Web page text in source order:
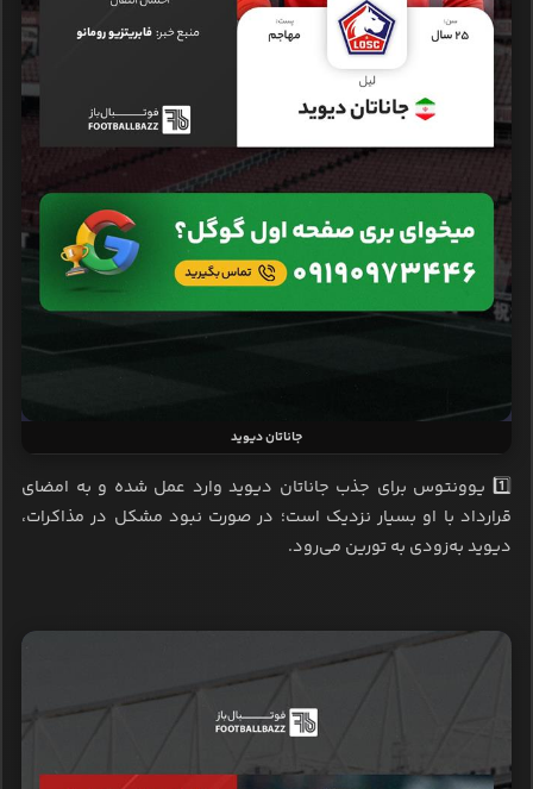
جاناتان دیوید
1️⃣ یوونتوس برای جذب جاناتان دیوید وارد عمل شده و به امضای
قرارداد با او بسیار نزدیک است؛ در صورت نبود مشکل در مذاکرات،
دیوید به‌زودی به تورین می‌رود.